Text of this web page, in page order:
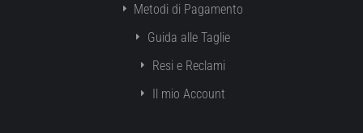
Metodi di Pagamento
Guida alle Taglie
Resi e Reclami
Il mio Account